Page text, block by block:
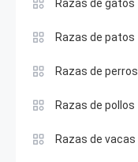
Razas de gatos
Razas de patos
Razas de perros
Razas de pollos
Razas de vacas